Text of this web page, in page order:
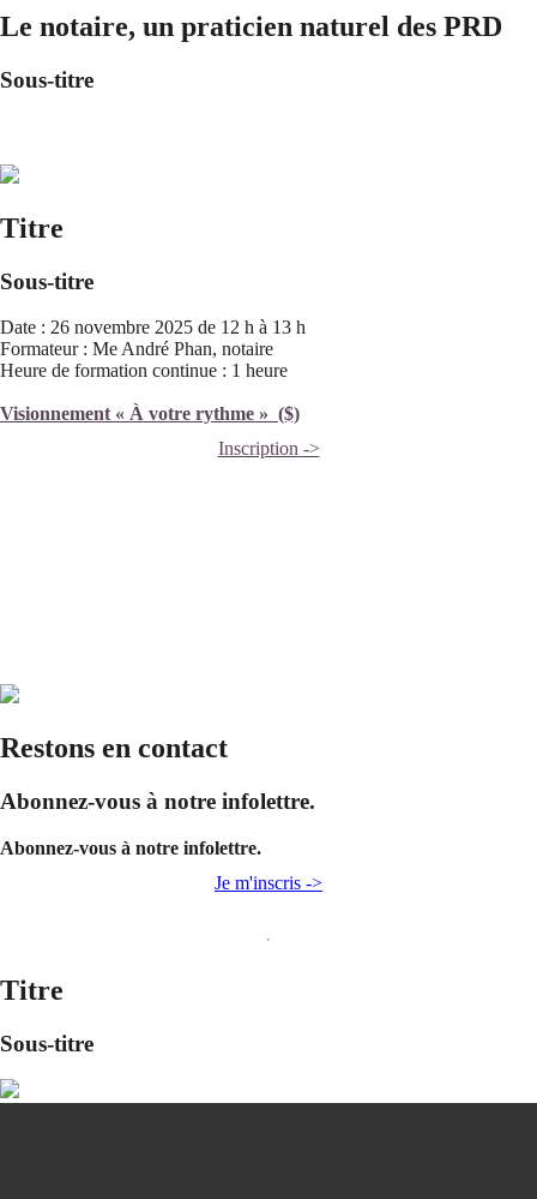
Le notaire, un praticien naturel des PRD
Sous-titre
Titre
Sous-titre
Date : 26 novembre 2025 de 12 h à 13 h
Formateur : Me André Phan, notaire
Heure de formation continue : 1 heure
Visionnement « À votre rythme » ($)
Inscription ->
Restons en contact
Abonnez-vous à notre infolettre.
Abonnez-vous à notre infolettre.
Je m'inscris ->
Titre
Sous-titre